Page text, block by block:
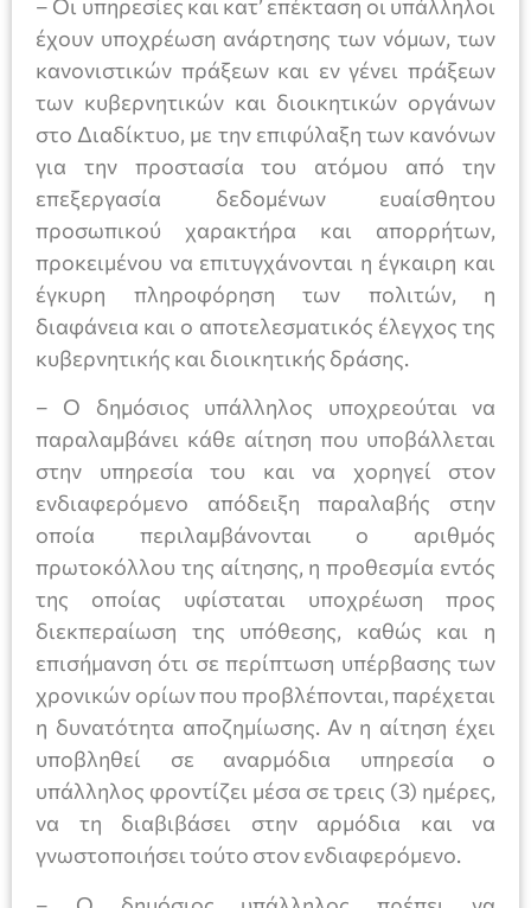
– Οι υπηρεσίες και κατ’ επέκταση οι υπάλληλοι
έχουν υποχρέωση ανάρτησης των νόμων, των
κανονιστικών πράξεων και εν γένει πράξεων
των κυβερνητικών και διοικητικών οργάνων
στο Διαδίκτυο, με την επιφύλαξη των κανόνων
για την προστασία του ατόμου από την
επεξεργασία δεδομένων ευαίσθητου
προσωπικού χαρακτήρα και απορρήτων,
προκειμένου να επιτυγχάνονται η έγκαιρη και
έγκυρη πληροφόρηση των πολιτών, η
διαφάνεια και ο αποτελεσματικός έλεγχος της
κυβερνητικής και διοικητικής δράσης.
– Ο δημόσιος υπάλληλος υποχρεούται να
παραλαμβάνει κάθε αίτηση που υποβάλλεται
στην υπηρεσία του και να χορηγεί στον
ενδιαφερόμενο απόδειξη παραλαβής στην
οποία περιλαμβάνονται ο αριθμός
πρωτοκόλλου της αίτησης, η προθεσμία εντός
της οποίας υφίσταται υποχρέωση προς
διεκπεραίωση της υπόθεσης, καθώς και η
επισήμανση ότι σε περίπτωση υπέρβασης των
χρονικών ορίων που προβλέπονται, παρέχεται
η δυνατότητα αποζημίωσης. Αν η αίτηση έχει
υποβληθεί σε αναρμόδια υπηρεσία ο
υπάλληλος φροντίζει μέσα σε τρεις (3) ημέρες,
να τη διαβιβάσει στην αρμόδια και να
γνωστοποιήσει τούτο στον ενδιαφερόμενο.